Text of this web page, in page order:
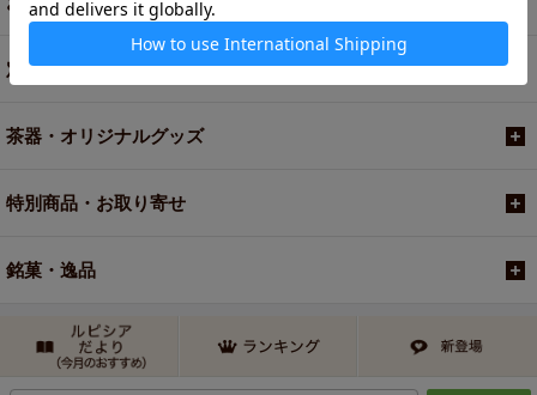
定期便
茶器・オリジナルグッズ
特別商品・お取り寄せ
銘菓・逸品